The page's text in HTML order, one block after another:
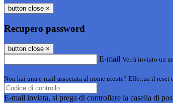
button close ×
Recupero password
button close ×
E-mail Verrà inviato un
Non hai una e-mail associata al nome utente? Effettua il reset
E-mail inviata, si prega di controllare la casella di